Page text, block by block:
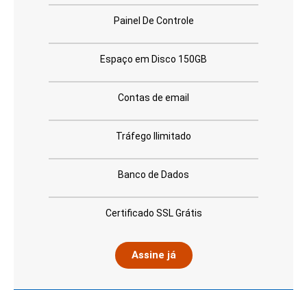
Painel De Controle
Espaço em Disco 150GB
Contas de email
Tráfego Ilimitado
Banco de Dados
Certificado SSL Grátis
Assine já